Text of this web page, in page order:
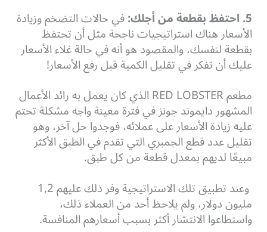
5. احتفظ بقطعة من أجلك:
في حالات التضخم وزيادة
الأسعار هناك استراتيجيات ناجحة مثل أن تحتفظ
بقطعة لنفسك، والمقصود هو أنه في حالة غلاء الأسعار
عليك أن تفكر في تقليل الكمية قبل رفع الأسعار!
مطعم RED LOBSTER الذي كان يعمل به رائد الأعمال
المشهور دايموند جونز في فترة معينة واجه مشكلة تحتم
عليه زيادة الأسعار على عملائه، فوجدوا حل آخر، وهو
تقليل عدد قطع الجمبري التي تقدم في الطبق الأكثر
مبيعًا لديهم بمعدل قطعة من كل طبق.
وعند تطبيق تلك الاستراتيجية وفر ذلك عليهم 1,2
مليون دولار، ولم يلاحظ أحد من العملاء ذلك،
واستطاعوا الانتشار أكثر بسبب أسعارهم المنافسة.